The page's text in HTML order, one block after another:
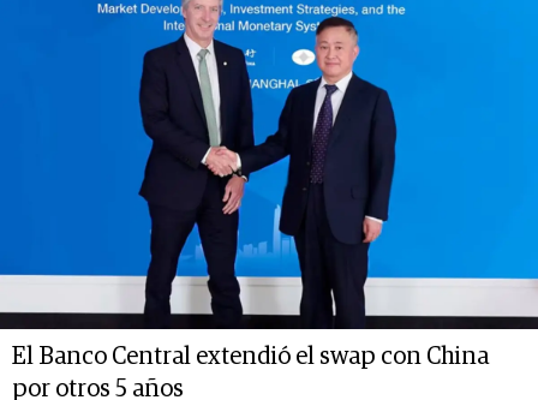
El Banco Central extendió el swap con China
por otros 5 años